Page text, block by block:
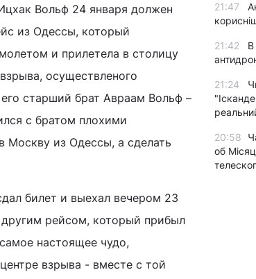
Вольф 24 января должен
из Одессы, который
и прилетела в столицу
осуществленого
старший брат Авраам Вольф –
с братом плохими
Москву из Одессы, а сделать
билет и выехал вечером 23
рейсом, который прибыл
настоящее чудо,
взрыва - вместе с той
21:47
21:42
В
21:24
20:58
об